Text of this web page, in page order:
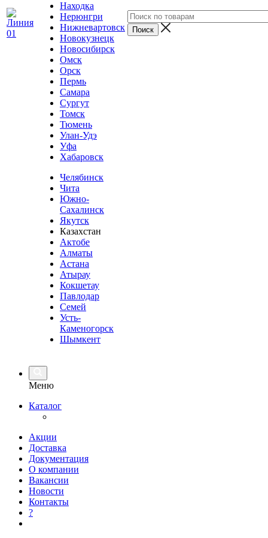
Находка
Нерюнгри
Нижневартовск
Новокузнецк
Новосибирск
Омск
Орск
Пермь
Самара
Сургут
Томск
Тюмень
Улан-Удэ
Уфа
Хабаровск
Челябинск
Чита
Южно-
Сахалинск
Якутск
Казахстан
Актобе
Алматы
Астана
Атырау
Кокшетау
Павлодар
Семей
Усть-
Каменогорск
Шымкент
Меню
Каталог
Акции
Доставка
Документация
О компании
Вакансии
Новости
Контакты
?